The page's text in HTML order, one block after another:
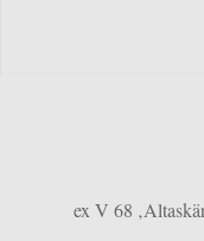
ex V 68